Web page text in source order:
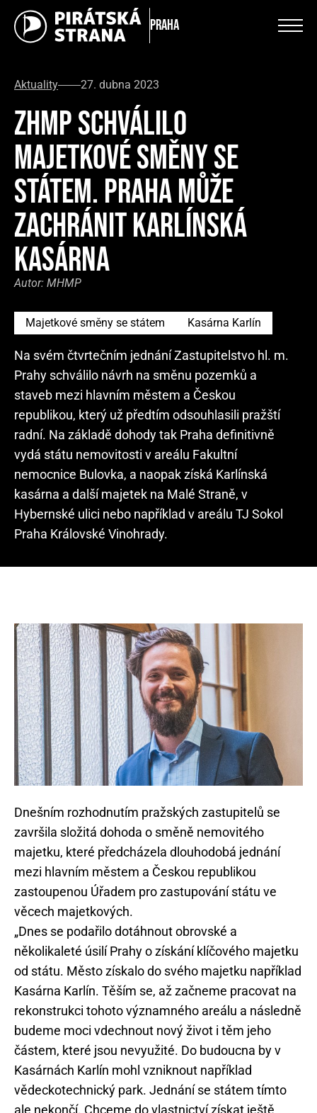
Praha
Aktuality 27. dubna 2023
ZHMP SCHVÁLILO
MAJETKOVÉ SMĚNY SE
STÁTEM. PRAHA MŮŽE
ZACHRÁNIT KARLÍNSKÁ
KASÁRNA
Autor: MHMP
Majetkové směny se státem Kasárna Karlín
Na svém čtvrtečním jednání Zastupitelstvo hl. m.
Prahy schválilo návrh na směnu pozemků a
staveb mezi hlavním městem a Českou
republikou, který už předtím odsouhlasili pražští
radní. Na základě dohody tak Praha definitivně
vydá státu nemovitosti v areálu Fakultní
nemocnice Bulovka, a naopak získá Karlínská
kasárna a další majetek na Malé Straně, v
Hybernské ulici nebo například v areálu TJ Sokol
Praha Královské Vinohrady.
Dnešním rozhodnutím pražských zastupitelů se
završila složitá dohoda o směně nemovitého
majetku, které předcházela dlouhodobá jednání
mezi hlavním městem a Českou republikou
zastoupenou Úřadem pro zastupování státu ve
věcech majetkových.
„Dnes se podařilo dotáhnout obrovské a
několikaleté úsilí Prahy o získání klíčového majetku
od státu. Město získalo do svého majetku například
Kasárna Karlín. Těším se, až začneme pracovat na
rekonstrukci tohoto významného areálu a následně
budeme moci vdechnout nový život i těm jeho
částem, které jsou nevyužité. Do budoucna by v
Kasárnách Karlín mohl vzniknout například
vědeckotechnický park. Jednání se státem tímto
ale nekončí. Chceme do vlastnictví získat ještě